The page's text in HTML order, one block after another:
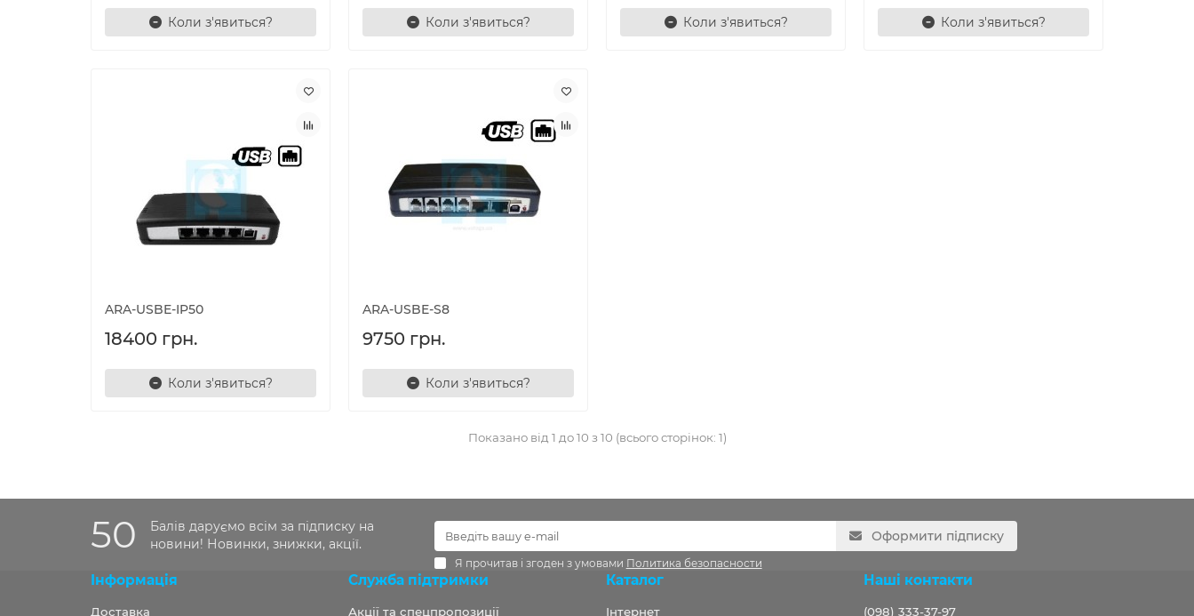
Коли з'явиться? Коли з'явиться? Коли з'явиться? Коли з'явиться?
ARA-USBE-IP50
18400 грн.
Коли з'явиться?
ARA-USBE-S8
9750 грн.
Коли з'явиться?
Показано від 1 до 10 з 10 (всього сторінок: 1)
50
Балів даруємо всім за підписку на
новини! Новинки, знижки, акції.
Оформити підписку
Я прочитав і згоден з умовами Политика безопасности
Інформація
Доставка
Служба підтримки
Акції та спецпропозиції
Каталог
Інтернет
Наші контакти
(098) 333-37-97